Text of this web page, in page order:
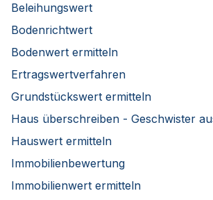
Beleihungswert
Bodenrichtwert
Bodenwert ermitteln
Ertragswertverfahren
Grundstückswert ermitteln
Haus überschreiben - Geschwister
Hauswert ermitteln
Immobilienbewertung
Immobilienwert ermitteln